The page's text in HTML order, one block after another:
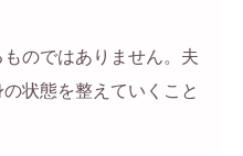
のではありません。夫
状態を整えていくこと